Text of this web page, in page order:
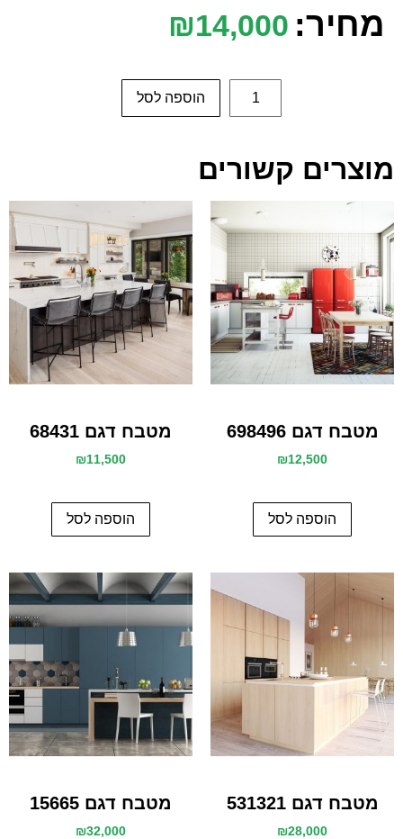
מחיר: ₪14,000
הוספה לסל
מוצרים קשורים
מטבח דגם 698496
₪12,500
הוספה לסל
מטבח דגם 68431
₪11,500
הוספה לסל
מטבח דגם 531321
₪28,000
מטבח דגם 15665
₪32,000